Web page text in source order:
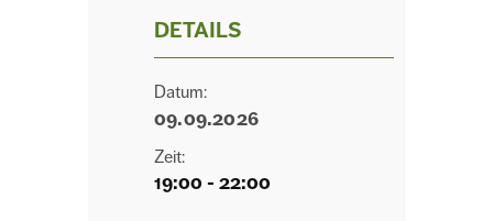
DETAILS
Datum:
09.09.2026
Zeit:
19:00 - 22:00